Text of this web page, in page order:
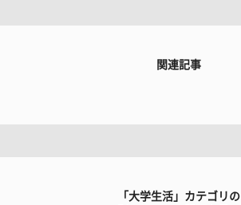
関連記事
「大学生活」カテゴリの